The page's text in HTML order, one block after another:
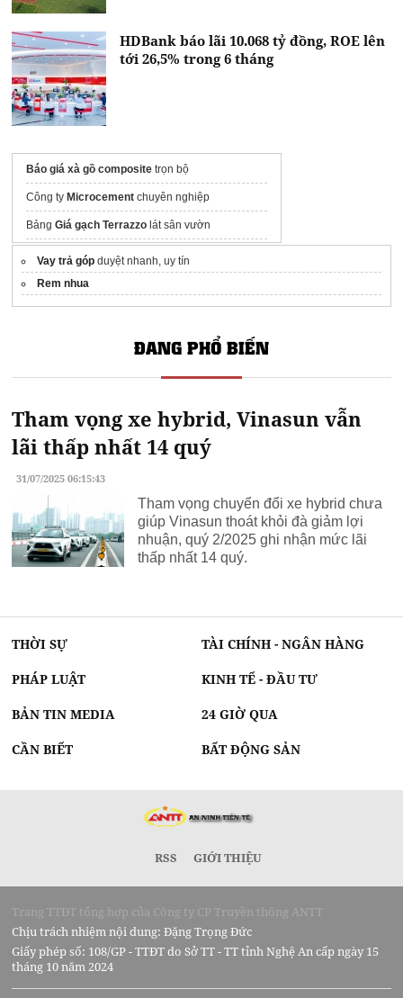
HDBank báo lãi 10.068 tỷ đồng, ROE lên
tới 26,5% trong 6 tháng
Báo giá xà gồ composite trọn bộ
Công tyMicrocement chuyên nghiệp
BảngGiá gạch Terrazzo lát sân vườn
Nắp ganivo GOAT bền đẹp, chịu lực
Vay trả góp duyệt nhanh, uy tín
Rem nhua
ĐANG PHỔ BIẾN
Tham vọng xe hybrid, Vinasun vẫn
lãi thấp nhất 14 quý
31/07/2025 06:15:43
Tham vọng chuyển đổi xe hybrid chưa
giúp Vinasun thoát khỏi đà giảm lợi
nhuận, quý 2/2025 ghi nhận mức lãi
thấp nhất 14 quý.
THỜI SỰ TÀI CHÍNH - NGÂN HÀNG
PHÁP LUẬT KINH TẾ - ĐẦU TƯ
BẢN TIN MEDIA 24 GIỜ QUA
CẦN BIẾT BẤT ĐỘNG SẢN
RSS GIỚI THIỆU
Trang TTĐT tổng hợp của Công ty CP Truyền thông ANTT
Chịu trách nhiệm nội dung: Đặng Trọng Đức
Giấy phép số: 108/GP - TTĐT do Sở TT - TT tỉnh Nghệ An cấp ngày 15
tháng 10 năm 2024